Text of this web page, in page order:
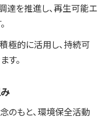
達を推進し、再生可能エ
極的に活用し、持続可
す。
のもと、環境保全活動